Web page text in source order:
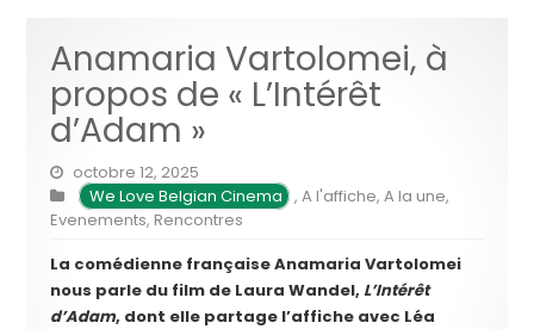
Anamaria Vartolomei, à
propos de « L’Intérêt
d’Adam »
octobre 12, 2025
We Love Belgian Cinema ,A l'affiche,A la une,
Evenements, Rencontres
La comédienne française Anamaria Vartolomei
nous parle du film de Laura Wandel, L’Intérêt
d’Adam, dont elle partage l’affiche avec Léa